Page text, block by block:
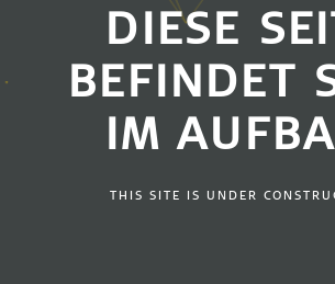
DIESE
BEFINDET
IM
THIS SITE IS UNDER